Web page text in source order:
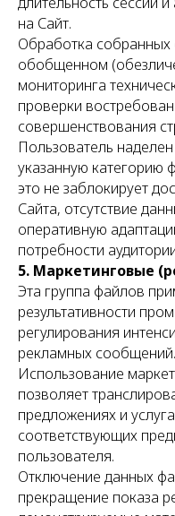
на Сайт.
Обработка собранных
обобщенном
мониторинга
проверки
совершенствования
Пользователь
указанную категорию
это не заблокирует
Сайта, отсутствие
оперативную
потребности
5. Маркетинговые
Эта группа файлов
результативности
регулирования
рекламных сообщений.
Использование
позволяет
предложениях и
соответствующих
пользователя.
Отключение данных
прекращение показа